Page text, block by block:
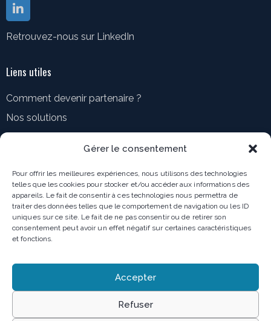
Gérer le consentement
Pour offrir les meilleures expériences, nous utilisons des technologies
telles que les cookies pour stocker et/ou accéder aux informations des
appareils. Le fait de consentir à ces technologies nous permettra de
traiter des données telles que le comportement de navigation ou les ID
uniques sur ce site. Le fait de ne pas consentir ou de retirer son
consentement peut avoir un effet négatif sur certaines caractéristiques
et fonctions.
Accepter
Refuser
Retrouvez-nous sur LinkedIn
Liens utiles
Comment devenir partenaire ?
Nos solutions
Accueil
Comment nous contacter ?
Blog
MediaRoom
Mentions légales
Politique de confidentialité